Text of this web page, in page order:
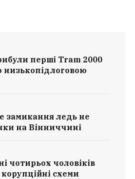
перші Tram 2000
низькопідлоговою
замикання ледь не
на Вінниччині
чотирьох чоловіків
схеми